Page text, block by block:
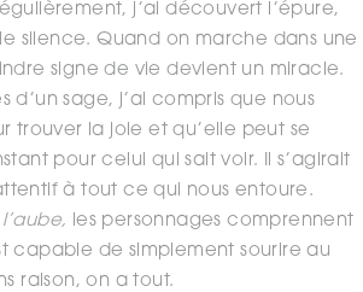
j’ai découvert l’épure,
silence. Quand on marche dans une
signe de vie devient un miracle.
d’un sage, j’ai compris que nous
trouver la joie et qu’elle peut se
pour celui qui sait voir. Il s’agirait
à tout ce qui nous entoure.
les personnages comprennent
capable de simplement sourire au
raison, on a tout.